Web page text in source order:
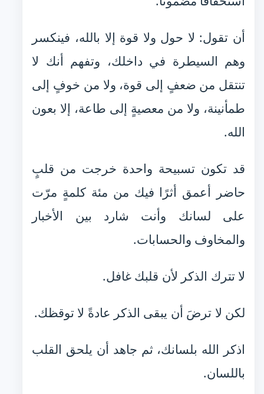
أن تقول: لا حول ولا قوة إلا بالله، فينكسر
وهم السيطرة في داخلك، وتفهم أنك لا
تنتقل من ضعفٍ إلى قوة، ولا من خوفٍ إلى
طمأنينة، ولا من معصيةٍ إلى طاعة، إلا بعون
الله.
قد تكون تسبيحة واحدة خرجت من قلبٍ
حاضر أعمق أثرًا فيك من مئة كلمةٍ مرّت
على لسانك وأنت شارد بين الأخبار
والمخاوف والحسابات.
لا تترك الذكر لأن قلبك غافل.
لكن لا ترضَ أن يبقى الذكر عادةً لا توقظك.
اذكر الله بلسانك، ثم جاهد أن يلحق القلب
باللسان.